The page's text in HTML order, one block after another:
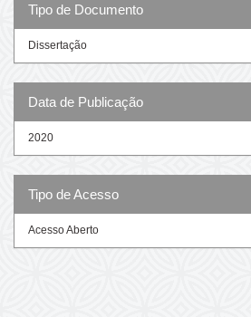
Tipo de Documento
Dissertação
Data de Publicação
2020
Tipo de Acesso
Acesso Aberto